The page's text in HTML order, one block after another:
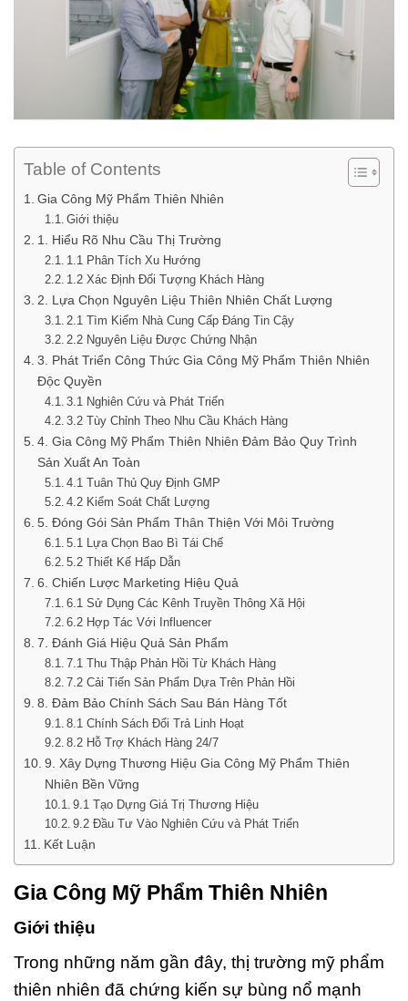
Table of Contents
Gia Công Mỹ Phẩm Thiên Nhiên
Giới thiệu
1. Hiểu Rõ Nhu Cầu Thị Trường
1.1 Phân Tích Xu Hướng
1.2 Xác Định Đối Tượng Khách Hàng
2. Lựa Chọn Nguyên Liệu Thiên Nhiên Chất Lượng
2.1 Tìm Kiếm Nhà Cung Cấp Đáng Tin Cậy
2.2 Nguyên Liệu Được Chứng Nhận
3. Phát Triển Công Thức Gia Công Mỹ Phẩm Thiên Nhiên
Độc Quyền
3.1 Nghiên Cứu và Phát Triển
3.2 Tùy Chỉnh Theo Nhu Cầu Khách Hàng
4. Gia Công Mỹ Phẩm Thiên Nhiên Đảm Bảo Quy Trình
Sản Xuất An Toàn
4.1 Tuân Thủ Quy Định GMP
4.2 Kiểm Soát Chất Lượng
5. Đóng Gói Sản Phẩm Thân Thiện Với Môi Trường
5.1 Lựa Chọn Bao Bì Tái Chế
5.2 Thiết Kế Hấp Dẫn
6. Chiến Lược Marketing Hiệu Quả
6.1 Sử Dụng Các Kênh Truyền Thông Xã Hội
6.2 Hợp Tác Với Influencer
7. Đánh Giá Hiệu Quả Sản Phẩm
7.1 Thu Thập Phản Hồi Từ Khách Hàng
7.2 Cải Tiến Sản Phẩm Dựa Trên Phản Hồi
8. Đảm Bảo Chính Sách Sau Bán Hàng Tốt
8.1 Chính Sách Đổi Trả Linh Hoạt
8.2 Hỗ Trợ Khách Hàng 24/7
9. Xây Dựng Thương Hiệu Gia Công Mỹ Phẩm Thiên
Nhiên Bền Vững
9.1 Tạo Dựng Giá Trị Thương Hiệu
9.2 Đầu Tư Vào Nghiên Cứu và Phát Triển
Kết Luận
Gia Công Mỹ Phẩm Thiên Nhiên
Giới thiệu
Trong những năm gần đây, thị trường mỹ phẩm
thiên nhiên đã chứng kiến sự bùng nổ mạnh